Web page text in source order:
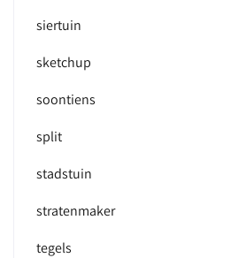
siertuin
sketchup
soontiens
split
stadstuin
stratenmaker
tegels